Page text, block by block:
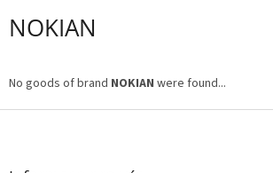
NOKIAN
No goods of brand NOKIAN were found...
F